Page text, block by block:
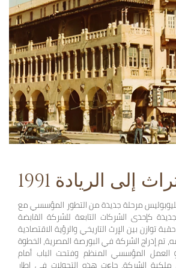
التراث إلى الريادة
دخلت هليوبوليس مرحلة جديدة من التطور المؤسسي مع
كإحدى الشركات التابعة للشركة القابضة
توازن بين الإرث التاريخي والرؤية الاقتصادية
تم إدراج الشركة في البورصة المصرية، الخطوة
العمل المؤسسي المنظم وفتحت الباب أمام